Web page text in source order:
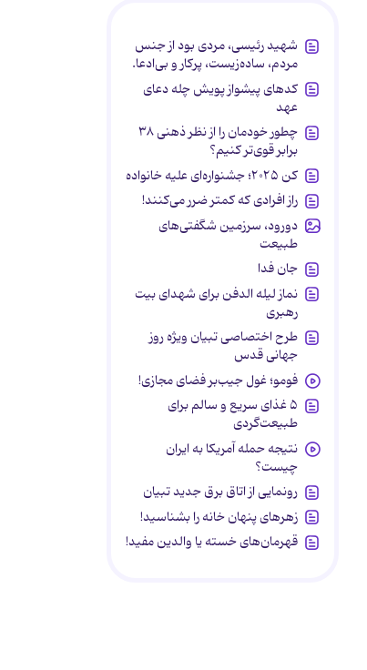
شهید رئیسی، مردی بود از جنس
مردم، ساده‌زیست، پرکار و بی‌ادعا.
کدهای پیشواز پویش چله دعای
عهد
چطور خودمان را از نظر ذهنی ۳۸
برابر قوی‌تر کنیم؟
کن ۲۰۲۵؛ جشنواره‌ای علیه خانواده
راز افرادی که کمتر ضرر می‌کنند!
دورود، سرزمین شگفتی‌های
طبیعت
جان فدا
نماز لیله الدفن برای شهدای بیت
رهبری
طرح اختصاصی تبیان ویژه روز
جهانی قدس
فومو؛ غول جیب‌بر فضای مجازی!
۵ غذای سریع و سالم برای
طبیعت‌گردی
نتیجه حمله آمریکا به ایران
چیست؟
رونمایی از اتاق برق جدید تبیان
زهرهای پنهان خانه را بشناسید!
قهرمان‌های خسته یا والدین مفید!